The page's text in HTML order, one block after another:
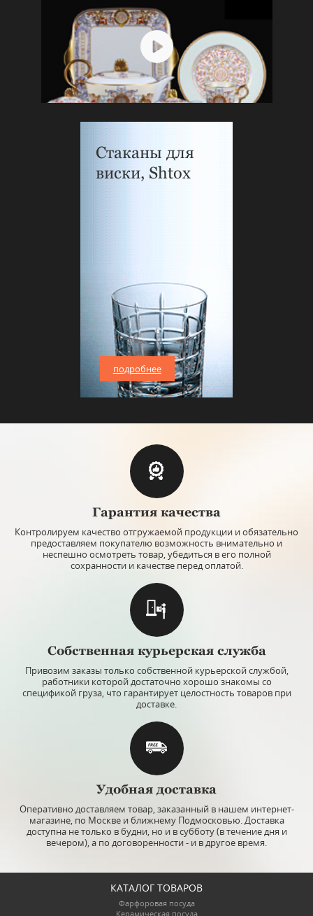
Стаканы для
виски, Shtox
подробнее
Гарантия качества
Контролируем качество отгружаемой продукции и обязательно
предоставляем покупателю возможность внимательно и
неспешно осмотреть товар, убедиться в его полной
сохранности и качестве перед оплатой.
Собственная курьерская служба
Привозим заказы только собственной курьерской службой,
работники которой достаточно хорошо знакомы со
спецификой груза, что гарантирует целостность товаров при
доставке.
Удобная доставка
Оперативно доставляем товар, заказанный в нашем интернет-
магазине, по Москве и ближнему Подмосковью. Доставка
доступна не только в будни, но и в субботу (в течение дня и
вечером), а по договоренности - и в другое время.
КАТАЛОГ ТОВАРОВ
Фарфоровая посуда
Керамическая посуда